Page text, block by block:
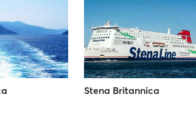
Stena Britannica